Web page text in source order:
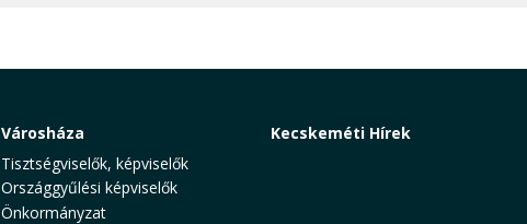
Városháza
Tisztségviselők, képviselők
Országgyűlési képviselők
Önkormányzat
Kecskeméti Hírek